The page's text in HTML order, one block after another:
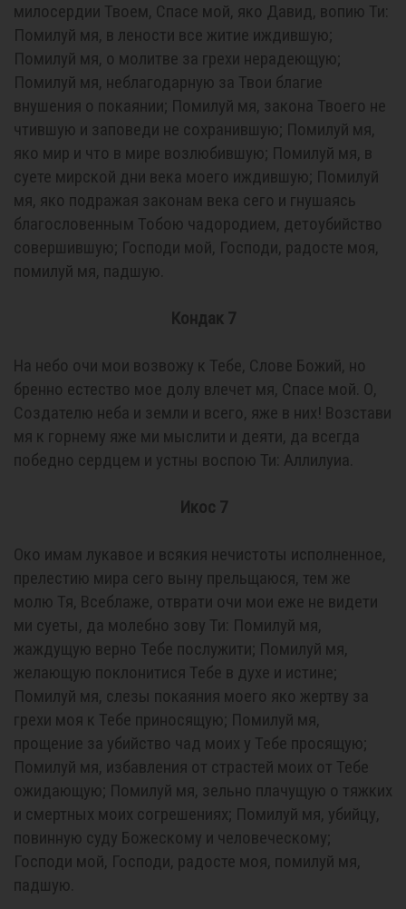
милосердии Твоем, Спасе мой, яко Давид, вопию Ти:
Помилуй мя, в лености все житие иждившую;
Помилуй мя, о молитве за грехи нерадеющую;
Помилуй мя, неблагодарную за Твои благие
внушения о покаянии; Помилуй мя, закона Твоего не
чтившую и заповеди не сохранившую; Помилуй мя,
яко мир и что в мире возлюбившую; Помилуй мя, в
суете мирской дни века моего иждившую; Помилуй
мя, яко подражая законам века сего и гнушаясь
благословенным Тобою чадородием, детоубийство
совершившую; Господи мой, Господи, радосте моя,
помилуй мя, падшую.
Кондак 7
На небо очи мои возвожу к Тебе, Слове Божий, но
бренно естество мое долу влечет мя, Спасе мой. О,
Создателю неба и земли и всего, яже в них! Возстави
мя к горнему яже ми мыслити и деяти, да всегда
победно сердцем и устны воспою Ти: Аллилуиа.
Икос 7
Око имам лукавое и всякия нечистоты исполненное,
прелестию мира сего выну прельщаюся, тем же
молю Тя, Всеблаже, отврати очи мои еже не видети
ми суеты, да молебно зову Ти: Помилуй мя,
жаждущую верно Тебе послужити; Помилуй мя,
желающую поклонитися Тебе в духе и истине;
Помилуй мя, слезы покаяния моего яко жертву за
грехи моя к Тебе приносящую; Помилуй мя,
прощение за убийство чад моих у Тебе просящую;
Помилуй мя, избавления от страстей моих от Тебе
ожидающую; Помилуй мя, зельно плачущую о тяжких
и смертных моих согрешениях; Помилуй мя, убийцу,
повинную суду Божескому и человеческому;
Господи мой, Господи, радосте моя, помилуй мя,
падшую.